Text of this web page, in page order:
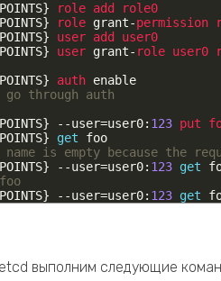
} role add
role0
} role grant-permission
} user add user0
} user grant- role user0
} auth enable
through auth
} --user=user0: 123 put
} get
foo
is empty because the
} --user=user0: 123 get
} --user=user0: 123 get
выполним следующие